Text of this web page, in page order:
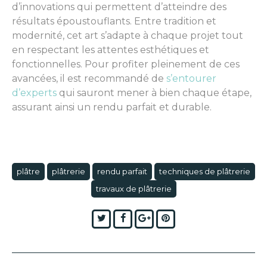
d’innovations qui permettent d’atteindre des
résultats époustouflants. Entre tradition et
modernité, cet art s’adapte à chaque projet tout
en respectant les attentes esthétiques et
fonctionnelles. Pour profiter pleinement de ces
avancées, il est recommandé de s’entourer
d’experts qui sauront mener à bien chaque étape,
assurant ainsi un rendu parfait et durable.
plâtre plâtrerie rendu parfait
techniques de plâtrerie
travaux de plâtrerie
TwitterFacebook
Google+Pinterest